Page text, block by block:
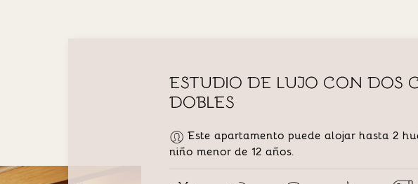
ESTUDIO DE LUJO CON DOS
DOBLES
Este apartamento puede alojar hasta 2
niño menor de 12 años.